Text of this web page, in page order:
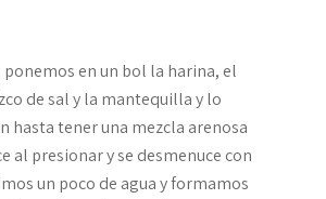
ponemos en un bol la harina, el
de sal y la mantequilla y lo
hasta tener una mezcla arenosa
al presionar y se desmenuce con
un poco de agua y formamos